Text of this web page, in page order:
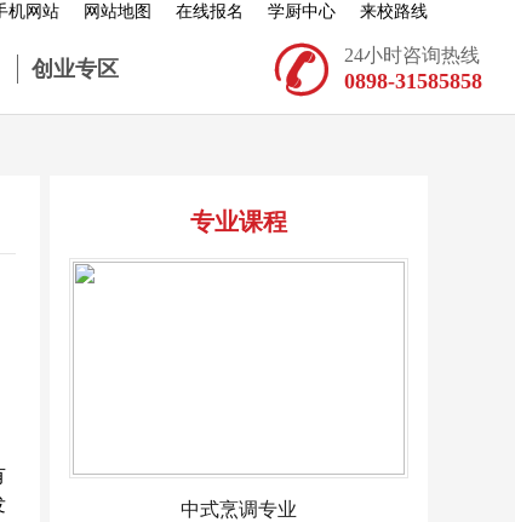
机网站 网站地图 在线报名 学厨中心 来校路线
创业专区  24小时咨询热线
0898-31585858
专业课程
中式烹调专业